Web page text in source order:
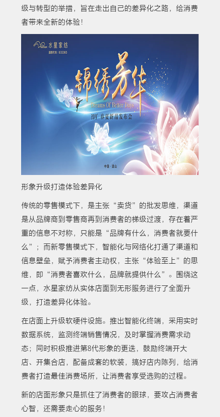
级与转型的举措，旨在走出自己的差异化之路，给消费
者带来全新的体验！
形象升级打造体验差异化
传统的零售模式下，是主张“卖货”的批发思维，渠道
是从品牌商到零售商再到消费者的梯级过渡，存在着严
重的信息不对称，只能是“品牌有什么，消费者就要什
么”；而新零售模式下，智能化与网络化打通了渠道和
信息壁垒，赋予消费者主动权，主张“体验至上”的思
维，即“消费者喜欢什么，品牌就提供什么”。围绕这
一点，水星家纺从实体店面到无形服务进行了全面升
级，打造差异化体验。
在店面上升级软硬件设施。推出智能化终端，采用实时
数据系统，监测终端销售情况，及时掌握消费需求动
态；同时积极推进第8代形象的更迭，鼓励终端开大
店、开集合店，配备成套的软装，搞好店内陈列，给消
费者打造最佳消费场所，让消费者享受选购的过程。
新的店面形象只是抓住了消费者的眼球，要攻占消费者
心智，还需要走心的服务！